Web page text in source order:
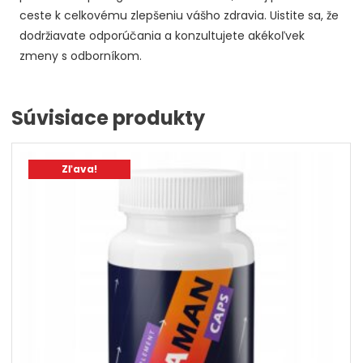
ceste k celkovému zlepšeniu vášho zdravia. Uistite sa, že
dodržiavate odporúčania a konzultujete akékoľvek
zmeny s odborníkom.
Súvisiace produkty
Zľava!